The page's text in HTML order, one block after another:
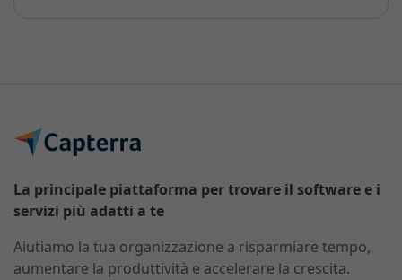
La principale piattaforma per trovare il software e i
servizi più adatti a te
Aiutiamo la tua organizzazione a risparmiare tempo,
aumentare la produttività e accelerare la crescita.